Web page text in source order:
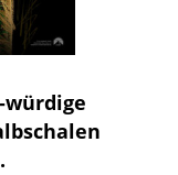
würdige